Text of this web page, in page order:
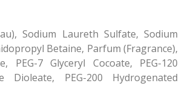
Sodium Laureth Sulfate, Sodium
Betaine, Parfum (Fragrance),
PEG-7 Glyceryl Cocoate, PEG-120
Dioleate, PEG-200 Hydrogenated